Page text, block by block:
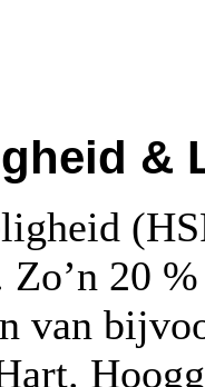
&
20
van